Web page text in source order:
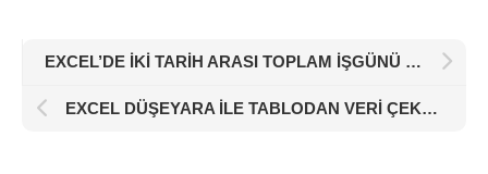
EXCEL’DE İKİ TARİH ARASI TOPLAM İŞGÜNÜ HESAPLAMA
EXCEL DÜŞEYARA İLE TABLODAN VERİ ÇEKMEK